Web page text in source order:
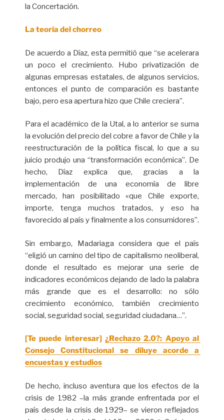
la Concertación.
La teoría del chorreo
De acuerdo a Díaz, esta permitió que “se acelerara
un poco el crecimiento. Hubo privatización de
algunas empresas estatales, de algunos servicios,
entonces el punto de comparación es bastante
bajo, pero esa apertura hizo que Chile creciera”.
Para el académico de la Utal, a lo anterior se suma
la evolución del precio del cobre a favor de Chile y la
reestructuración de la política fiscal, lo que a su
juicio produjo una “transformación económica”. De
hecho, Díaz explica que, gracias a la
implementación de una economía de libre
mercado, han posibilitado «que Chile exporte,
importe, tenga muchos tratados, y eso ha
favorecido al país y finalmente a los consumidores”.
Sin embargo, Madariaga considera que el país
“eligió un camino del tipo de capitalismo neoliberal,
donde el resultado es mejorar una serie de
indicadores económicos dejando de lado la palabra
más grande que es el desarrollo: no sólo
crecimiento económico, también crecimiento
social, seguridad social, seguridad ciudadana…”.
[Te puede interesar] ¿Rechazo 2.0?: Apoyo al
Consejo Constitucional se diluye acorde a
encuestas y estudios
De hecho, incluso aventura que los efectos de la
crisis de 1982 –la más grande enfrentada por el
país desde la crisis de 1929– se vieron reflejados